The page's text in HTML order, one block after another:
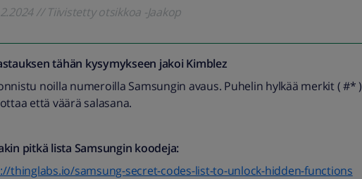
// Tiivistetty otsikkoa -Jaakop
tähän kysymykseen jakoi Kimblez
noilla numeroilla Samsungin avaus. Puhelin hylkää merkit ( #* )
että väärä salasana.
pitkä lista Samsungin koodeja:
thinglabs.io/samsung-secret-codes-list-to-unlock-hidden-functions